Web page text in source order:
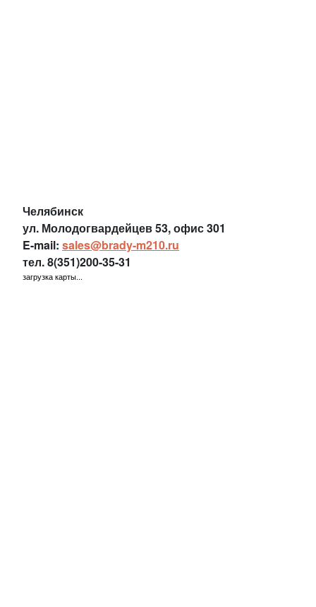
Челябинск
ул. Молодогвардейцев 53, офис 301
E-mail: sales@brady-m210.ru
тел.8(351)200-35-31
загрузка карты...